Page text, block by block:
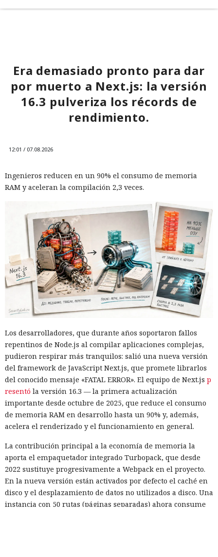
Era demasiado pronto para dar
por muerto a Next.js: la versión
16.3 pulveriza los récords de
rendimiento.
12:01 / 07.08.2026
Ingenieros reducen en un 90% el consumo de memoria
RAM y aceleran la compilación 2,3 veces.
Los desarrolladores, que durante años soportaron fallos
repentinos de Node.js al compilar aplicaciones complejas,
pudieron respirar más tranquilos: salió una nueva versión
del framework de JavaScript Next.js, que promete librarlos
del conocido mensaje «FATAL ERROR». El equipo de Next.js p
resentó la versión 16.3 — la primera actualización
importante desde octubre de 2025, que reduce el consumo
de memoria RAM en desarrollo hasta un 90% y, además,
acelera el renderizado y el funcionamiento en general.
La contribución principal a la economía de memoria la
aporta el empaquetador integrado Turbopack, que desde
2022 sustituye progresivamente a Webpack en el proyecto.
En la nueva versión están activados por defecto el caché en
disco y el desplazamiento de datos no utilizados a disco. Una
instancia con 50 rutas (páginas separadas) ahora consume